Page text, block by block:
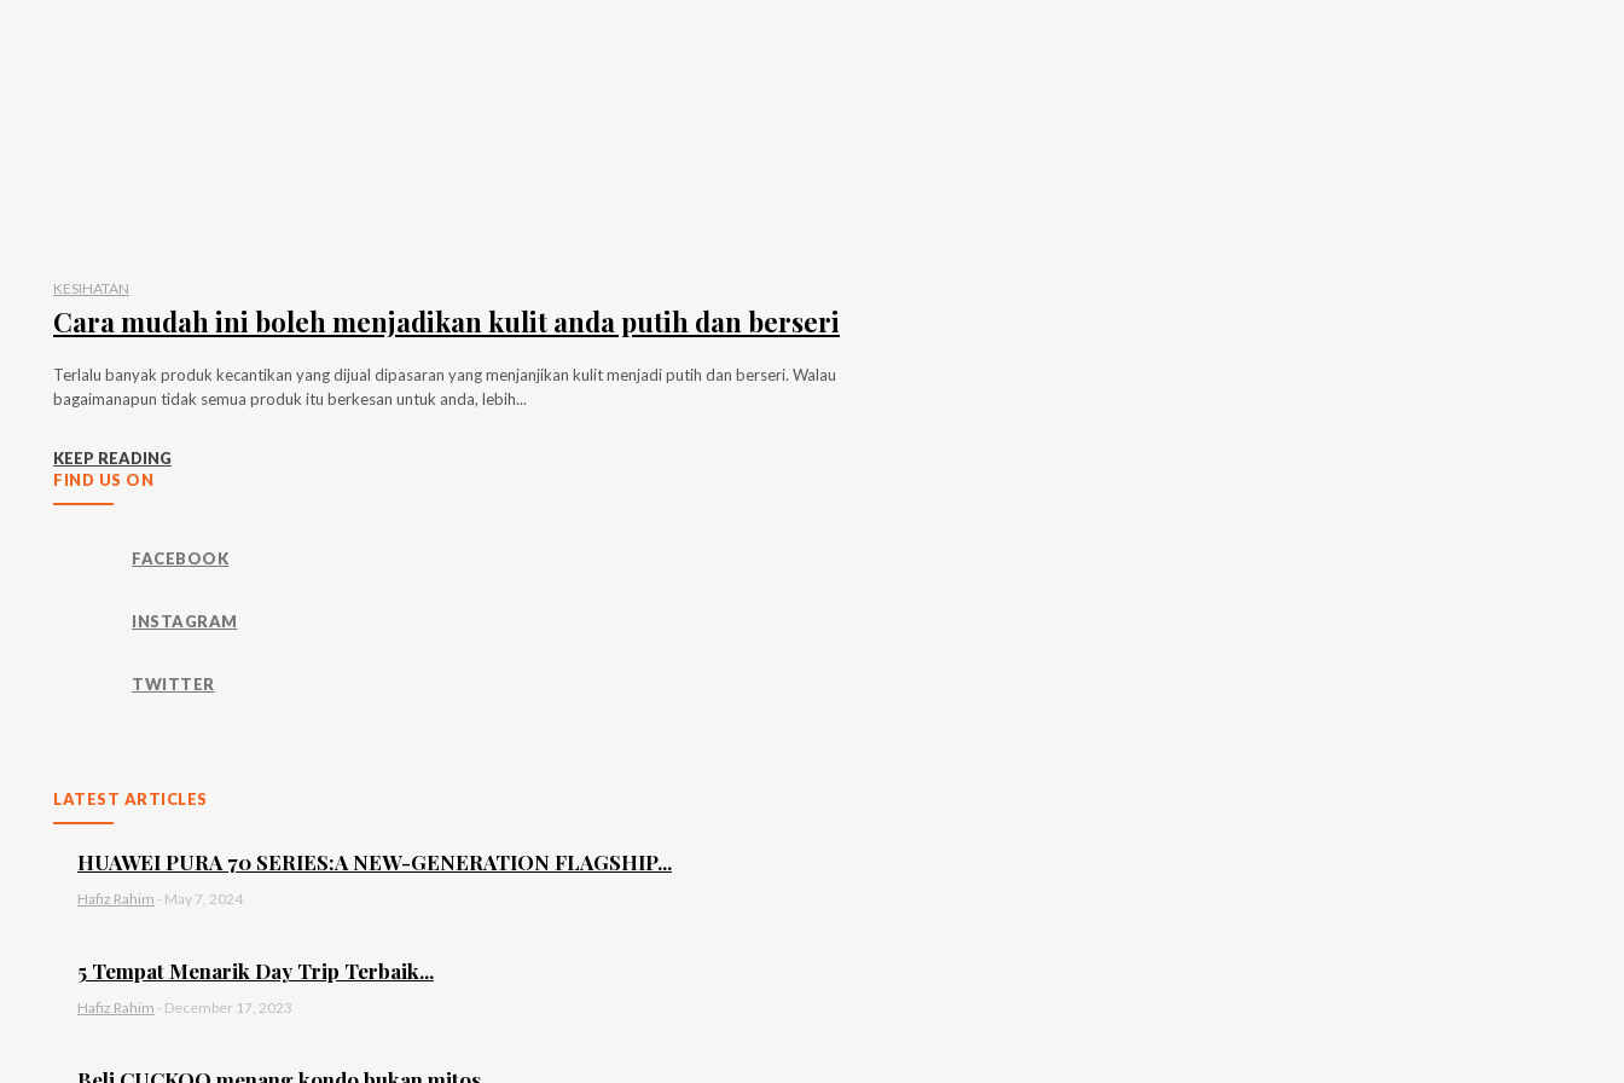
KESIHATAN
Cara mudah ini boleh menjadikan kulit anda putih dan berseri
Terlalu banyak produk kecantikan yang dijual dipasaran yang menjanjikan kulit menjadi putih dan berseri. Walau
bagaimanapun tidak semua produk itu berkesan untuk anda, lebih...
KEEP READING
FIND US ON
FACEBOOK
INSTAGRAM
TWITTER
LATEST ARTICLES
HUAWEI PURA 70 SERIES:A NEW-GENERATION FLAGSHIP...
Hafiz Rahim - May 7, 2024
5 Tempat Menarik Day Trip Terbaik...
Hafiz Rahim - December 17, 2023